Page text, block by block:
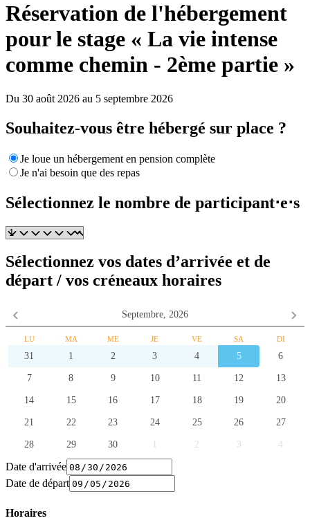
Réservation de l'hébergement
pour le stage « La vie intense
comme chemin - 2ème partie »
Du 30 août 2026 au 5 septembre 2026
Souhaitez-vous être hébergé sur place ?
Je loue un hébergement en pension complète
Je n'ai besoin que des repas
Sélectionnez le nombre de participant⋅e⋅s
Sélectionnez vos dates d’arrivée et de
départ / vos créneaux horaires
Septembre, 2026
LU MA ME JE VE SA DI
31 1 2 3 4 5 6
7 8 9 10 11 12 13
14 15 16 17 18 19 20
21 22 23 24 25 26 27
28 29 30 2 3 4
Date d'arrivée
Date de départ
Horaires